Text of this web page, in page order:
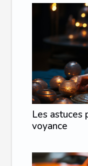
Les astuces
voyance